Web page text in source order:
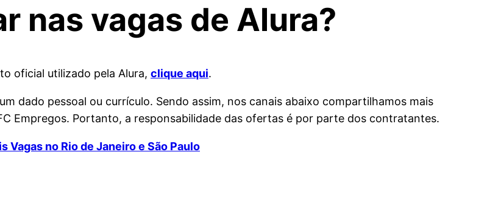
nas vagas de Alura?
oficial utilizado pela Alura, clique aqui.
dado pessoal ou currículo. Sendo assim, nos canais abaixo compartilhamos mais
Empregos. Portanto, a responsabilidade das ofertas é por parte dos contratantes.
Vagas no Rio de Janeiro e São Paulo